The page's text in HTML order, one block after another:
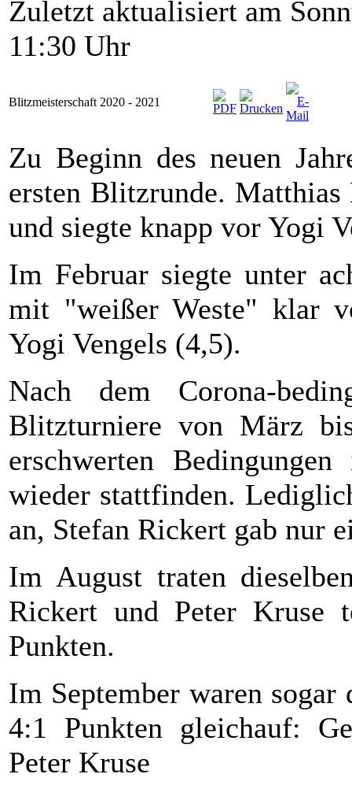
Zuletzt aktualisiert am
11:30 Uhr
Blitzmeisterschaft 2020 - 2021
Zu Beginn des neuen
ersten Blitzrunde.
und siegte knapp vor Yogi
Im Februar siegte unter
mit "weißer Weste" klar
Yogi Vengels (4,5).
Nach dem Corona-
Blitzturniere von März
erschwerten
wieder stattfinden.
an, Stefan Rickert gab nur
Im August traten
Rickert und Peter
Punkten.
Im September waren
4:1 Punkten gleichauf:
Peter Kruse